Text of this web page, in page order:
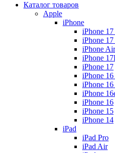
Каталог товаров
Apple
iPhone
iPhone
iPhone
iPhone Air
iPhone
iPhone 17
iPhone
iPhone
iPhone
iPhone 16
iPhone 15
iPhone 14
iPad
iPad Pro
iPad Air